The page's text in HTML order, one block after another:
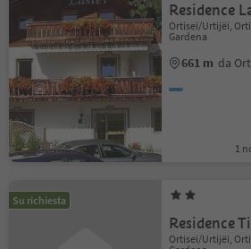
Residence
Ortisei/Urtijëi,
Gardena
661 m da
1
Su richiesta
Residence
Ortisei/Urtijëi,